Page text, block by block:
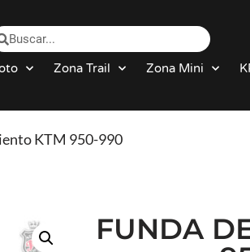
Zona Trail Zona Mini
KTM 950-990
FUNDA